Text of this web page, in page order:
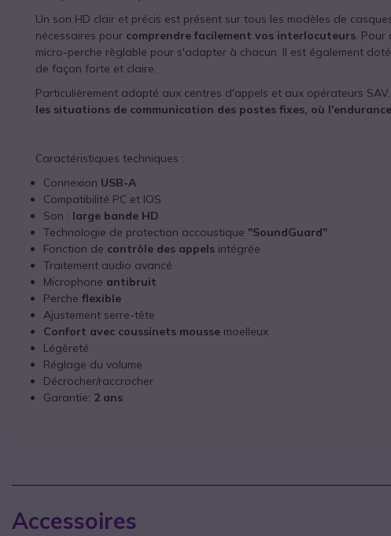
Un son HD clair et précis est présent sur tous les modèles de
nécessaires pour comprendre facilement vos interlocuteurs. Pour
micro-perche règlable pour s'adapter à chacun. Il est également
de façon forte et claire.
Particulièrement adapté aux centres d'appels et aux opérateurs SAV,
les situations de communication des postes fixes, où
Caractéristiques techniques :
Connexion USB-A
Compatibilité PC et IOS
Son : large bande HD
Technologie de protection accoustique "SoundGuard"
Fonction de contrôle des appels intégrée
Traitement audio avancé
Microphone antibruit
Perche flexible
Ajustement serre-tête
Confort avec coussinets mousse moelleux
Légèreté
Réglage du volume
Décrocher/raccrocher
Garantie: 2 ans
Accessoires